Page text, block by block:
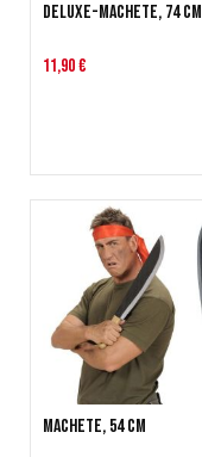
Deluxe-machete, 74 cm
11,90 €
Machete, 54 cm